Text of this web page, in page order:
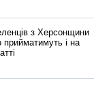
з Херсонщини
прийматимуть і на